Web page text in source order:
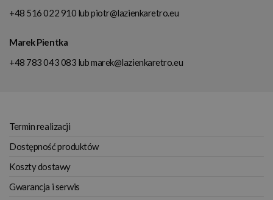
+48 516 022 910 lubpiotr@lazienkaretro.eu
Marek Pientka
+48 783 043 083 lubmarek@lazienkaretro.eu
Termin realizacji
Dostępność produktów
Koszty dostawy
Gwarancja i serwis